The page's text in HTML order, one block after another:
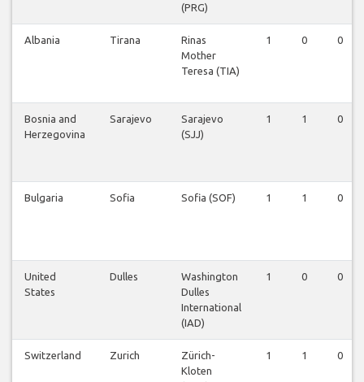
(PRG)
Albania Tirana
Rinas
Mother
Teresa (TIA)
1 0 0
Bosnia and
Herzegovina
Sarajevo
Sarajevo
(SJJ)
1 1 0
Bulgaria Sofia Sofia (SOF) 1 1 0
United
States
Dulles
Washington
Dulles
International
(IAD)
1 0 0
Switzerland Zurich
Zürich-
Kloten
1 1 0